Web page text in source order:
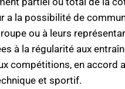
a la possibilité de
ou à leurs
à la régularité aux
compétitions, en accord
et sportif.